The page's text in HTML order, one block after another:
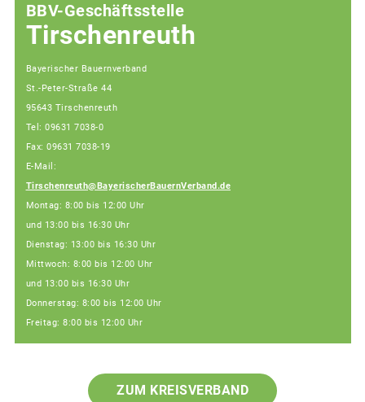
BBV-Geschäftsstelle
Tirschenreuth
Bayerischer Bauernverband
St.-Peter-Straße 44
95643 Tirschenreuth
Tel: 09631 7038-0
Fax: 09631 7038-19
E-Mail:
Tirschenreuth@BayerischerBauernVerband.de
Montag: 8:00 bis 12:00 Uhr
und 13:00 bis 16:30 Uhr
Dienstag: 13:00 bis 16:30 Uhr
Mittwoch: 8:00 bis 12:00 Uhr
und 13:00 bis 16:30 Uhr
Donnerstag: 8:00 bis 12:00 Uhr
Freitag: 8:00 bis 12:00 Uhr
ZUM KREISVERBAND